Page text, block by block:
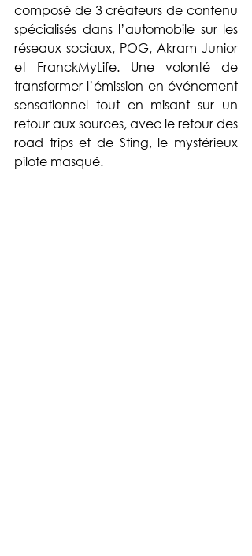
composé de 3 créateurs de contenu
spécialisés dans l’automobile sur les
réseaux sociaux, POG, Akram Junior
et FranckMyLife. Une volonté de
transformer l’émission en événement
sensationnel tout en misant sur un
retour aux sources, avec le retour des
road trips et de Sting, le mystérieux
pilote masqué.